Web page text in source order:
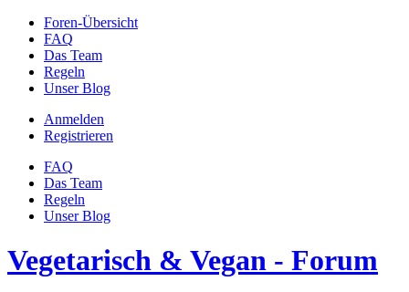
Foren-Übersicht
FAQ
Das Team
Regeln
Unser Blog
Anmelden
Registrieren
FAQ
Das Team
Regeln
Unser Blog
Vegetarisch & Vegan - Forum